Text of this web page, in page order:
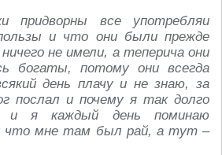
придворны все употребляи
и что они были прежде
не имели, а теперича они
богаты, потому они всегда
день плачу и не знаю, за
послал и почему я так долго
и я каждый день поминаю
что мне там был рай, а тут –